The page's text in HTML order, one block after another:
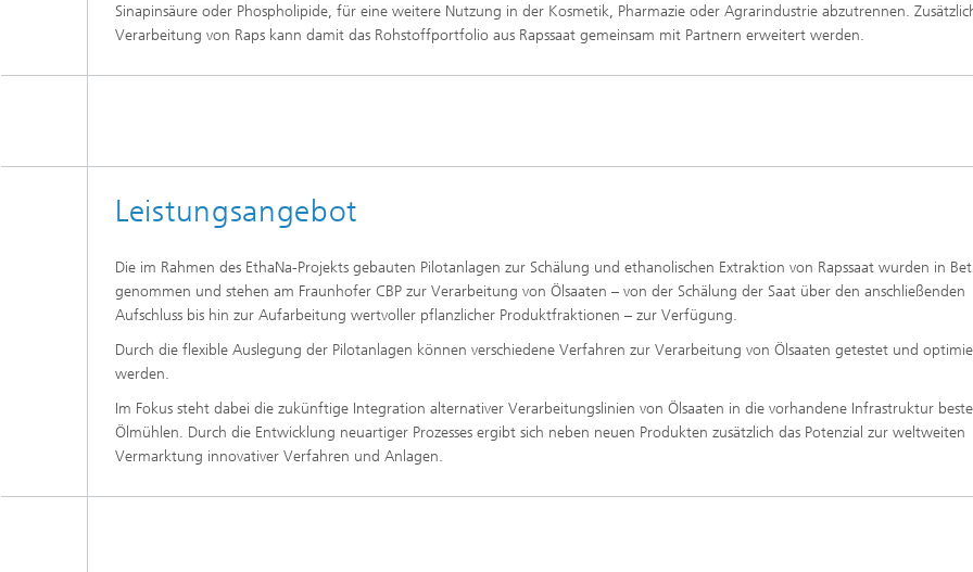
Sinapinsäure oder Phospholipide, für eine weitere Nutzung in der Kosmetik, Pharmazie oder Agrarindustrie abzutrennen.
Verarbeitung von Raps kann damit das Rohstoffportfolio aus Rapssaat gemeinsam mit Partnern erweitert werden.
Leistungsangebot
Die im Rahmen des EthaNa-Projekts gebauten Pilotanlagen zur Schälung und ethanolischen Extraktion von Rapssaat wurden in
genommen und stehen am Fraunhofer CBP zur Verarbeitung von Ölsaaten – von der Schälung der Saat über den anschließenden
Aufschluss bis hin zur Aufarbeitung wertvoller pflanzlicher Produktfraktionen – zur Verfügung.
Durch die flexible Auslegung der Pilotanlagen können verschiedene Verfahren zur Verarbeitung von Ölsaaten getestet und
werden.
Im Fokus steht dabei die zukünftige Integration alternativer Verarbeitungslinien von Ölsaaten in die vorhandene Infrastruktur
Ölmühlen. Durch die Entwicklung neuartiger Prozesses ergibt sich neben neuen Produkten zusätzlich das Potenzial zur weltweiten
Vermarktung innovativer Verfahren und Anlagen.